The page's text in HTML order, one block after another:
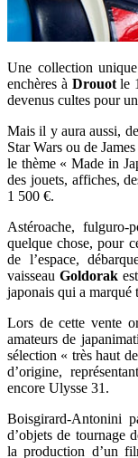
Une collection
enchères à Drouotle
devenus cultes pour
Mais il y aura aussi,
Star Wars ou de
le thème « Made in
des jouets, affiches,
1 500 €.
Astéroache,
quelque chose, pour
de l’espace,
vaisseauGoldorak
japonais qui a marqué
Lors de cette vente
amateurs de
sélection « très haut
d’origine,
encore Ulysse 31.
Boisgirard-Antonini
d’objets de tournage
la production d’un